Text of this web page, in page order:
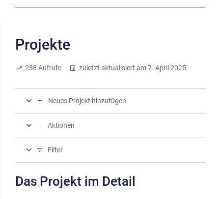
Projekte
trending_up 238 Aufrufe event zuletzt aktualisiert am7. April 2025
add Neues Projekt hinzufügen
more_vert Aktionen
filter_list Filter
Das Projekt im Detail